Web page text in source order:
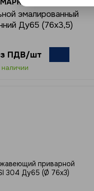
эмалированный
Ду65 (76х3,5)
з ПДВ/шт